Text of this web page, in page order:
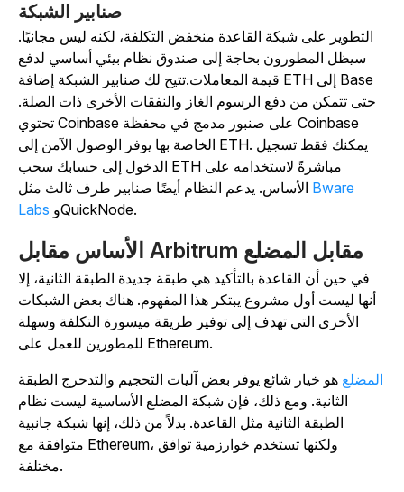
صنابير الشبكة
التطوير على شبكة القاعدة منخفض التكلفة، لكنه ليس مجانيًا.
سيظل المطورون بحاجة إلى صندوق نظام بيئي أساسي لدفع
قيمة المعاملات.تتيح لك صنابيرالشبكة إضافة ETH إلى Base
حتى تتمكن من دفع الرسوم الغاز والنفقات الأخرى ذات الصلة.
تحتوي Coinbase على صنبور مدمج في محفظة Coinbase
الخاصة بها يوفر الوصول الآمن إلى ETH. يمكنك فقط تسجيل
الدخول إلى حسابك سحب ETH مباشرةً لاستخدامه على
الأساس. يدعم النظام أيضًا صنابير طرف ثالث مثلBware
Labs
وQuickNode.
الأساس مقابل Arbitrum مقابل المضلع
في حين أن القاعدة بالتأكيد هي طبقة جديدة الطبقة الثانية، إلا
أنها ليست أول مشروع يبتكر هذا المفهوم. هناك بعض الشبكات
الأخرى التي تهدف إلى توفير طريقة ميسورة التكلفة وسهلة
للمطورين للعمل على Ethereum.
المضلع هو خيار شائع يوفر بعض آليات التحجيم والتدحرج الطبقة
الثانية. ومع ذلك، فإن شبكة المضلع الأساسية ليست نظام
الطبقة الثانية مثل القاعدة. بدلاً من ذلك، إنها شبكة جانبية
متوافقة مع Ethereum، ولكنها تستخدم خوارزمية توافق